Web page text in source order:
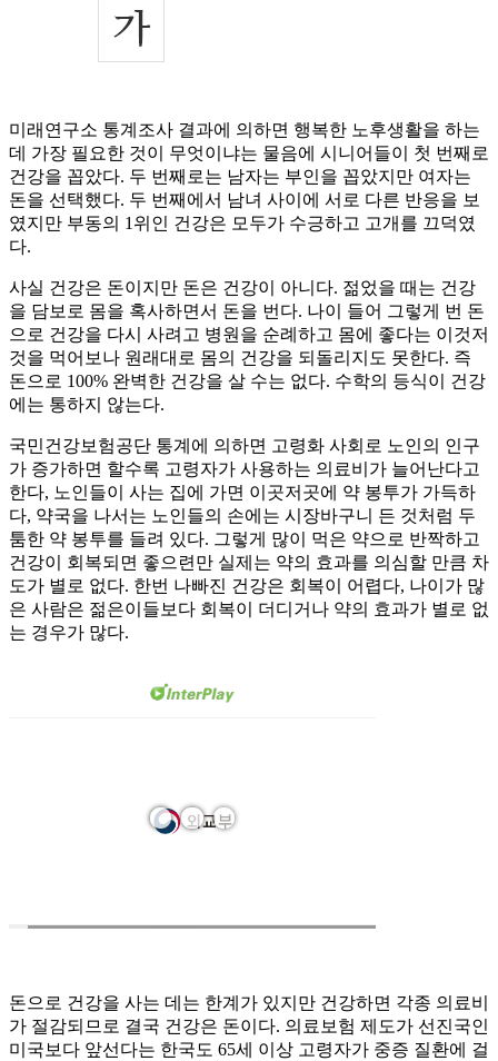
미래연구소 통계조사 결과에 의하면 행복한 노후생활을 하는
데 가장 필요한 것이 무엇이냐는 물음에 시니어들이 첫 번째로
건강을 꼽았다. 두 번째로는 남자는 부인을 꼽았지만 여자는
돈을 선택했다. 두 번째에서 남녀 사이에 서로 다른 반응을 보
였지만 부동의 1위인 건강은 모두가 수긍하고 고개를 끄덕였
다.
사실 건강은 돈이지만 돈은 건강이 아니다. 젊었을 때는 건강
을 담보로 몸을 혹사하면서 돈을 번다. 나이 들어 그렇게 번 돈
으로 건강을 다시 사려고 병원을 순례하고 몸에 좋다는 이것저
것을 먹어보나 원래대로 몸의 건강을 되돌리지도 못한다. 즉
돈으로 100% 완벽한 건강을 살 수는 없다. 수학의 등식이 건강
에는 통하지 않는다.
국민건강보험공단 통계에 의하면 고령화 사회로 노인의 인구
가 증가하면 할수록 고령자가 사용하는 의료비가 늘어난다고
한다, 노인들이 사는 집에 가면 이곳저곳에 약 봉투가 가득하
다, 약국을 나서는 노인들의 손에는 시장바구니 든 것처럼 두
툼한 약 봉투를 들려 있다. 그렇게 많이 먹은 약으로 반짝하고
건강이 회복되면 좋으련만 실제는 약의 효과를 의심할 만큼 차
도가 별로 없다. 한번 나빠진 건강은 회복이 어렵다, 나이가 많
은 사람은 젊은이들보다 회복이 더디거나 약의 효과가 별로 없
는 경우가 많다.
돈으로 건강을 사는 데는 한계가 있지만 건강하면 각종 의료비
가 절감되므로 결국 건강은 돈이다. 의료보험 제도가 선진국인
미국보다 앞선다는 한국도 65세 이상 고령자가 중증 질환에 걸